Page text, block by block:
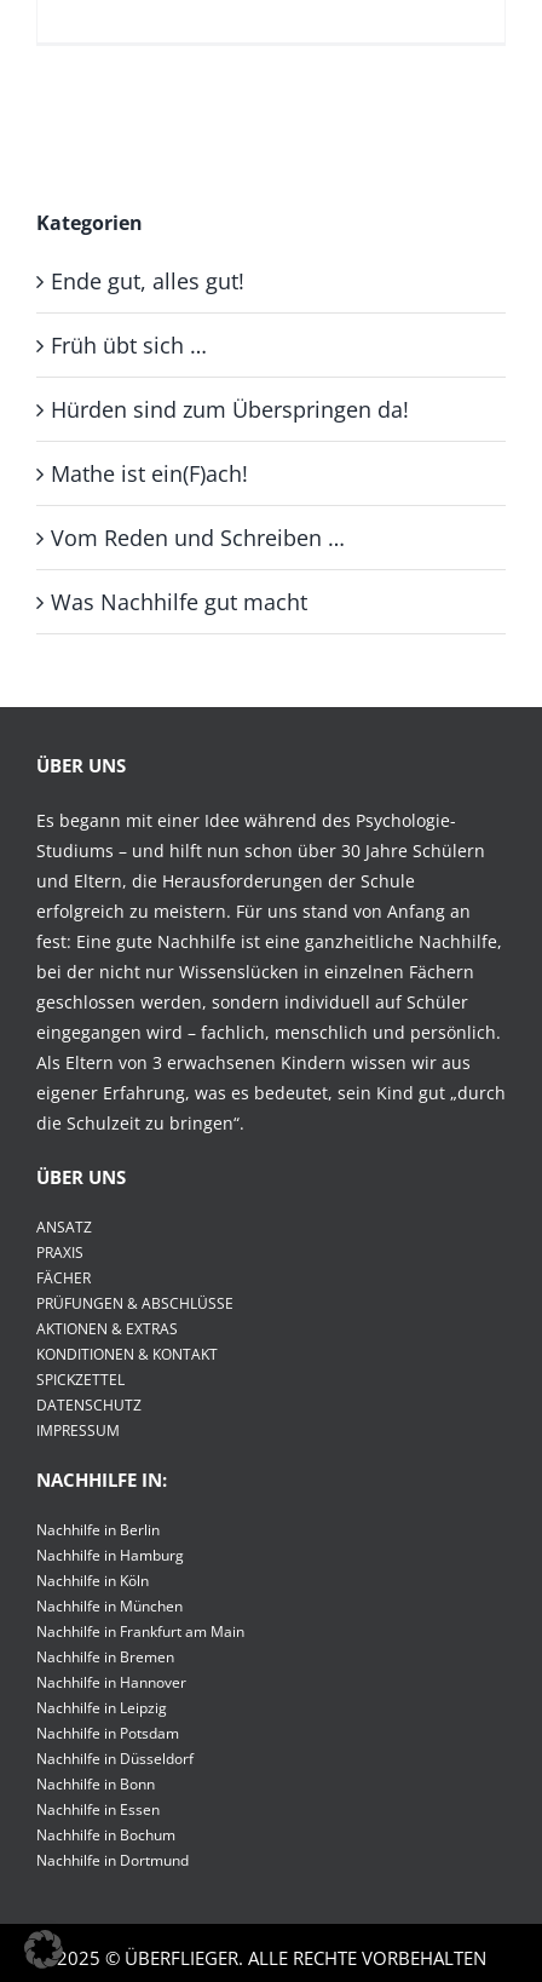
Kategorien
Ende gut, alles gut!
Früh übt sich …
Hürden sind zum Überspringen da!
Mathe ist ein(F)ach!
Vom Reden und Schreiben …
Was Nachhilfe gut macht
ÜBER UNS
Es begann mit einer Idee während des Psychologie-
Studiums – und hilft nun schon über 30 Jahre Schülern
und Eltern, die Herausforderungen der Schule
erfolgreich zu meistern. Für uns stand von Anfang an
fest: Eine gute Nachhilfe ist eine ganzheitliche Nachhilfe,
bei der nicht nur Wissenslücken in einzelnen Fächern
geschlossen werden, sondern individuell auf Schüler
eingegangen wird – fachlich, menschlich und persönlich.
Als Eltern von 3 erwachsenen Kindern wissen wir aus
eigener Erfahrung, was es bedeutet, sein Kind gut „durch
die Schulzeit zu bringen“.
ÜBER UNS
ANSATZ
PRAXIS
FÄCHER
PRÜFUNGEN & ABSCHLÜSSE
AKTIONEN & EXTRAS
KONDITIONEN & KONTAKT
SPICKZETTEL
DATENSCHUTZ
IMPRESSUM
NACHHILFE IN:
Nachhilfe in Berlin
Nachhilfe in Hamburg
Nachhilfe in Köln
Nachhilfe in München
Nachhilfe in Frankfurt am Main
Nachhilfe in Bremen
Nachhilfe in Hannover
Nachhilfe in Leipzig
Nachhilfe in Potsdam
Nachhilfe in Düsseldorf
Nachhilfe in Bonn
Nachhilfe in Essen
Nachhilfe in Bochum
Nachhilfe in Dortmund
2025 © ÜBERFLIEGER. ALLE RECHTE VORBEHALTEN